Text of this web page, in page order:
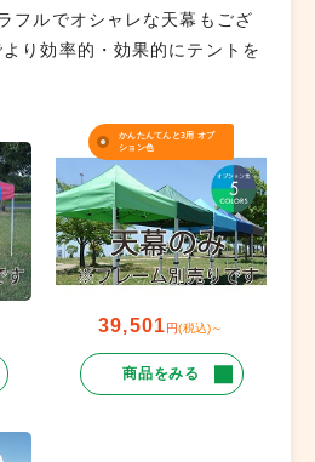
フルでオシャレな天幕もござ
り効率的・効果的にテントを
かんたんてんと3用 オプ
ション色
39,501円(税込)～
商品をみる